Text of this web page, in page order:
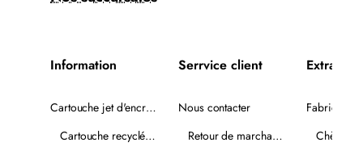
Information
Cartouche jet d'encre recyclée
Cartouche recyclée PLUS
Serrvice client
Nous contacter
Retour de marchandise
Extra
Fabricants